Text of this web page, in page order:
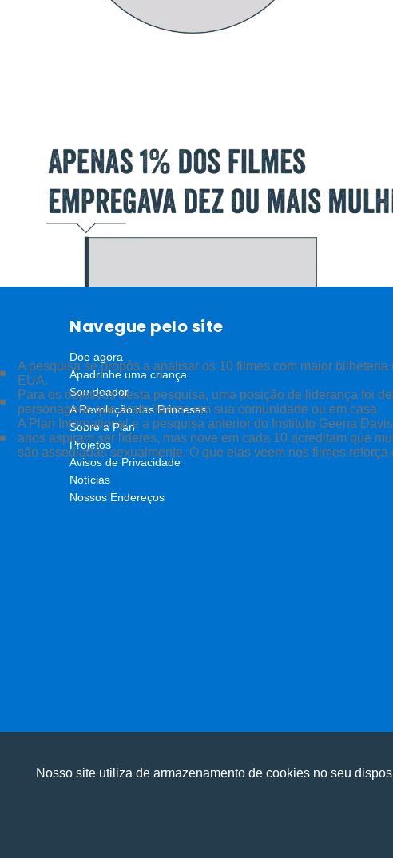
Utilizamos cookies para oferecer melhor
Utilizamos cookies para oferecer melhor
A pesquisa se propôs a analisar os 10 filmes com maior
EUA.
Para os objetivos desta pesquisa, uma posição de liderança foi
personagens que eram líderes em sua comunidade ou em casa.
A Plan International e a pesquisa anterior do Instituto Geena
anos aspiram ser líderes, mas nove em cada 10 acreditam que
são assediadas sexualmente. O que elas veem nos filmes
Navegue pelo site
Doe agora
Apadrinhe uma criança
Sou doador
A Revolução das Princesas
Sobre a Plan
Projetos
Avisos de Privacidade
Notícias
Nossos Endereços
Nosso site utiliza de armazenamento de cookies no seu